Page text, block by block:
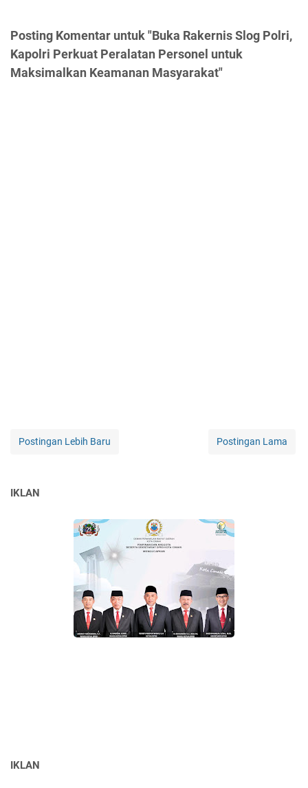
Posting Komentar untuk "Buka Rakernis Slog Polri,
Kapolri Perkuat Peralatan Personel untuk
Maksimalkan Keamanan Masyarakat"
Postingan Lebih Baru Postingan Lama
IKLAN
IKLAN